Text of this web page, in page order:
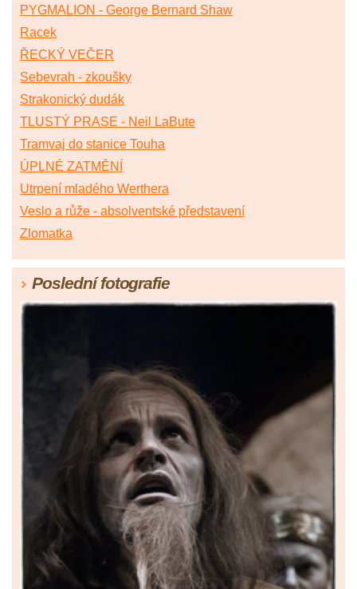
PYGMALION - George Bernard Shaw
Racek
ŘECKÝ VEČER
Sebevrah - zkoušky
Strakonický dudák
TLUSTÝ PRASE - Neil LaBute
Tramvaj do stanice Touha
ÚPLNÉ ZATMĚNÍ
Utrpení mladého Werthera
Veslo a růže - absolventské představení
Zlomatka
Poslední fotografie